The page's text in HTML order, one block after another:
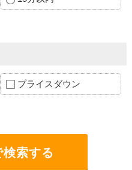
プライスダウン